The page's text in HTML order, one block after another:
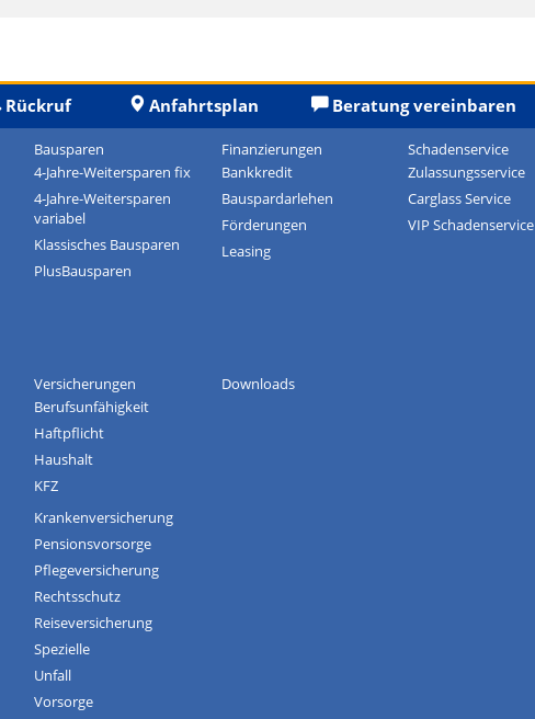
Rückruf Anfahrtsplan Beratung vereinbaren
Bausparen
4-Jahre-Weitersparen fix
4-Jahre-Weitersparen
variabel
Klassisches Bausparen
PlusBausparen
Finanzierungen
Bankkredit
Bauspardarlehen
Förderungen
Leasing
Schadenservice
Zulassungsservice
Carglass Service
VIP Schadenservice
Versicherungen
Berufsunfähigkeit
Haftpflicht
Haushalt
KFZ
Krankenversicherung
Pensionsvorsorge
Pflegeversicherung
Rechtsschutz
Reiseversicherung
Spezielle
Unfall
Vorsorge
Downloads